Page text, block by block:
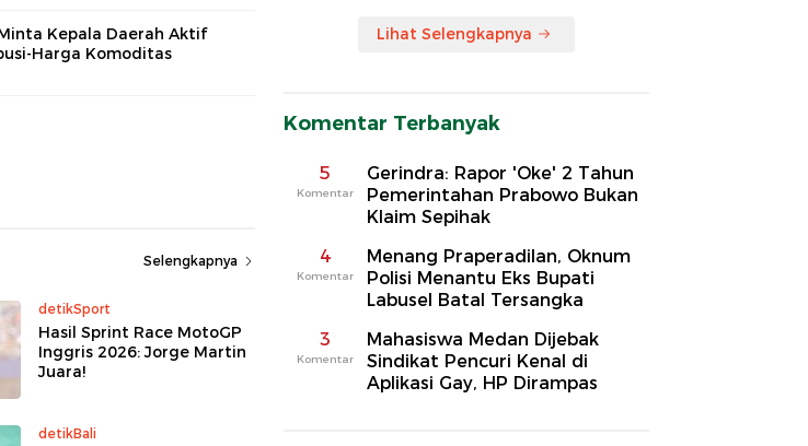
Kepala Daerah Aktif
Harga Komoditas
Selengkapnya
detikSport
Hasil Sprint Race MotoGP
Inggris 2026: Jorge Martin
Juara!
detikBali
Lihat Selengkapnya
Komentar Terbanyak
5
Komentar
Gerindra: Rapor 'Oke' 2 Tahun
Pemerintahan Prabowo Bukan
Klaim Sepihak
4
Komentar
Menang Praperadilan, Oknum
Polisi Menantu Eks Bupati
Labusel Batal Tersangka
3
Komentar
Mahasiswa Medan Dijebak
Sindikat Pencuri Kenal di
Aplikasi Gay, HP Dirampas